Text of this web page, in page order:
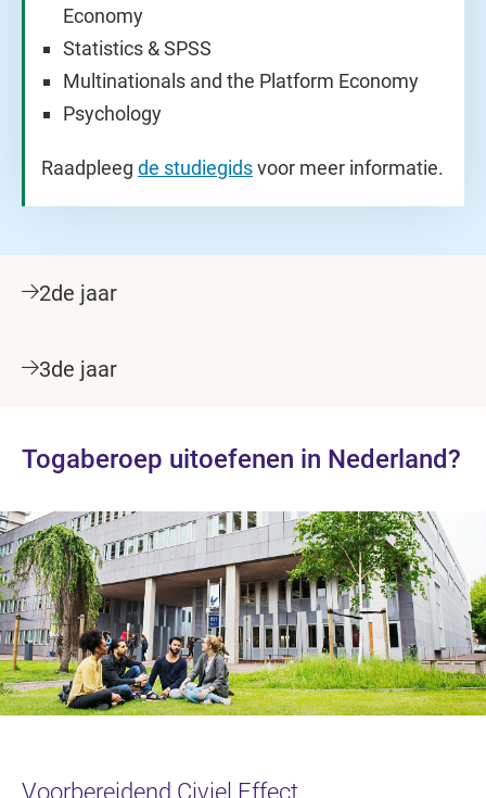
Economy
Statistics & SPSS
Multinationals and the Platform Economy
Psychology
Raadpleeg de studiegidsvoor meer informatie.
2de jaar
3de jaar
Togaberoep uitoefenen in Nederland?
Voorbereidend Civiel Effect